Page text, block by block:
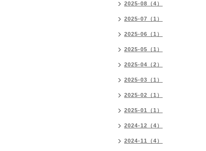
2025-08（4）
2025-07（1）
2025-06（1）
2025-05（1）
2025-04（2）
2025-03（1）
2025-02（1）
2025-01（1）
2024-12（4）
2024-11（4）